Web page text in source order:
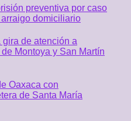
preventiva por caso
domiciliario
de atención a
Montoya y San Martín
Oaxaca con
de Santa María